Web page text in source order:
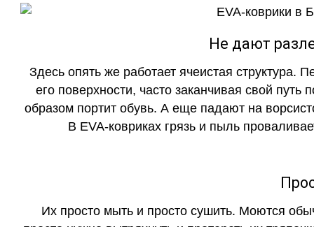
Не дают
Здесь опять же работает ячеистая структура.
его поверхности, часто заканчивая свой
образом портит обувь. А еще падают на
В EVA-ковриках грязь и пыль
Их просто мыть и просто сушить. Моются